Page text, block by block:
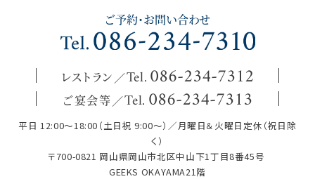
ご予約・お問い合わせ
レストラン Tel. 086-234-7312
ご宴会等 Tel. 086-234-7313
平日 12:00～18:00（土日祝 9:00～）／月曜日＆火曜日定休（祝日除
く）
〒700-0821 岡山県岡山市北区中山下1丁目8番45号
GEEKS OKAYAMA21階